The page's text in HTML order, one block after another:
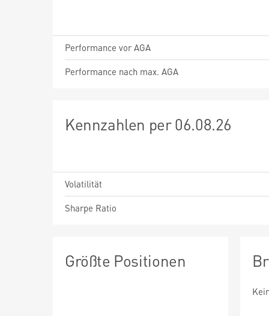
Performance vor AGA
Performance nach max. AGA
Kennzahlen per 06.08.26
Volatilität
Sharpe Ratio
Größte Positionen